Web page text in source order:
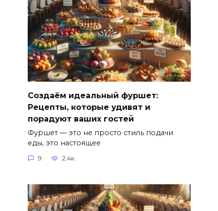
Создаём идеальный фуршет:
Рецепты, которые удивят и
порадуют ваших гостей
Фуршет — это не просто стиль подачи
еды, это настоящее
9 2.4к.